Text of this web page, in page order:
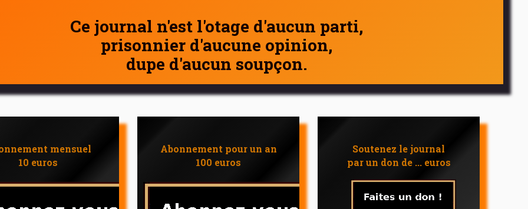
Ce journal n'est l'otage d'aucun parti,
prisonnier d'aucune opinion,
dupe d'aucun soupçon.
mensuel
10 euros
Abonnement pour un an
100 euros
Soutenez le journal
par un don de ... euros